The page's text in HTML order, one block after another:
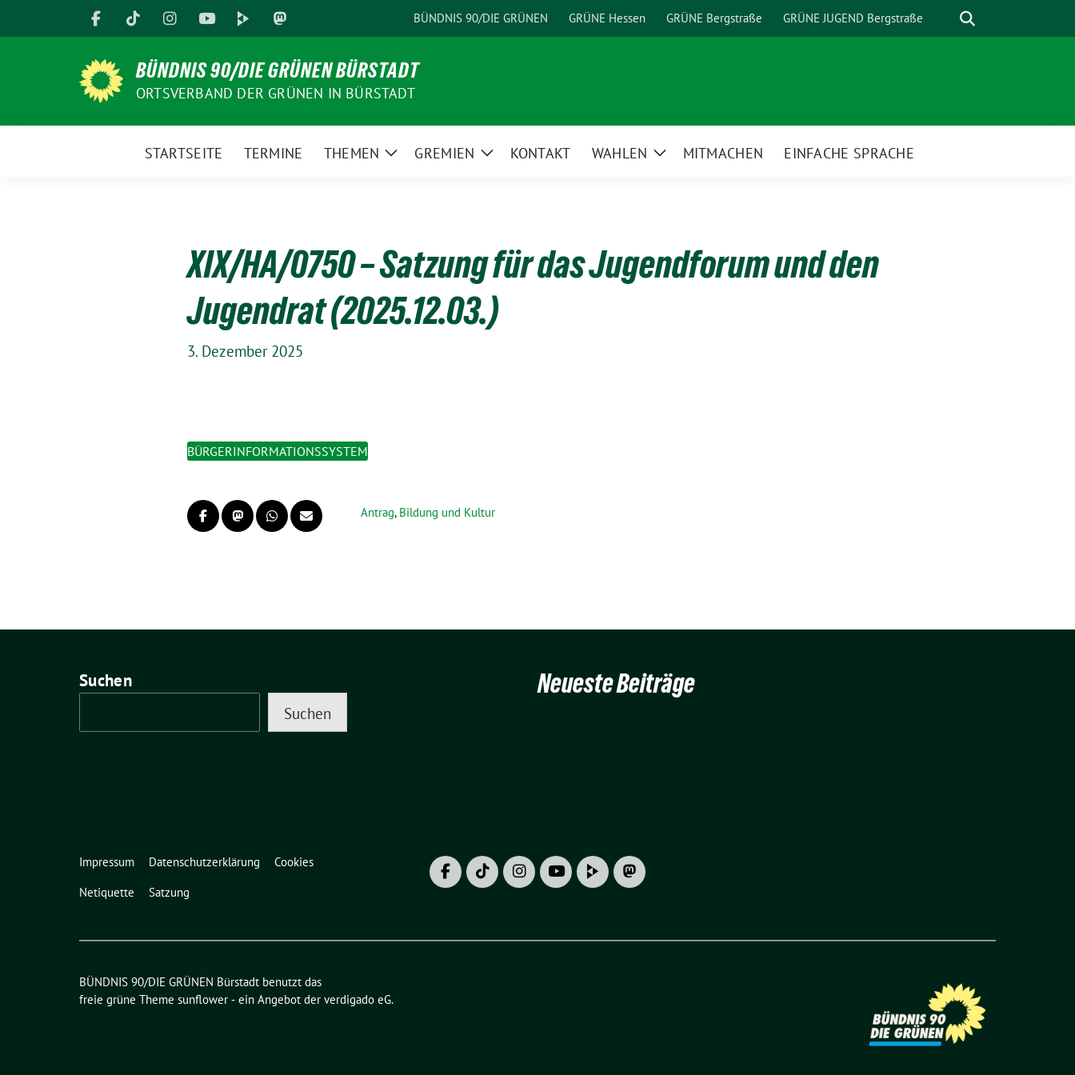
zum
BÜNDNIS 90/DIE GRÜNEN GRÜNE Hessen GRÜNE Bergstraße GRÜNE JUGEND Bergstraße Suche
BÜNDNIS 90/DIE GRÜNEN BÜRSTADT
ORTSVERBAND DER GRÜNEN IN BÜRSTADT
STARTSEITE TERMINE THEMEN
ZeigeGREMIEN
ZeigeKONTAKT WAHLEN
ZeigeMITMACHEN EINFACHE SPRACHE
XIX/HA/0750 – Satzung für das Jugendforum und den
Jugendrat (2025.12.03.)
3. Dezember 2025
BÜRGERINFORMATIONSSYSTEM
Antrag, Bildung und Kultur
Suchen
Suchen
Neueste Beiträge
Impressum Datenschutzerklärung
Cookies
Netiquette
Satzung
BÜNDNIS 90/DIE GRÜNEN Bürstadt benutzt das
freie grüne Theme sunflower ‐ ein Angebot der verdigado eG.